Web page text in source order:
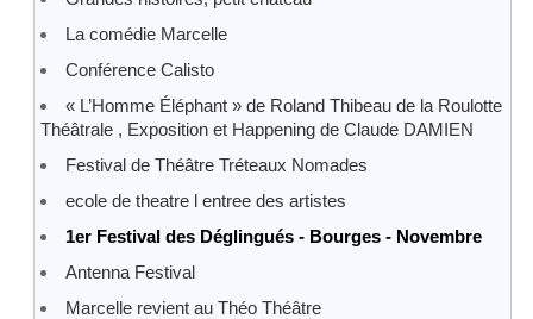
La comédie Marcelle
Conférence Calisto
« L’Homme Éléphant » de Roland Thibeau de la Roulotte
Théâtrale , Exposition et Happening de Claude DAMIEN
Festival de Théâtre Tréteaux Nomades
ecole de theatre l entree des artistes
1er Festival des Déglingués - Bourges - Novembre
Antenna Festival
Marcelle revient au Théo Théâtre